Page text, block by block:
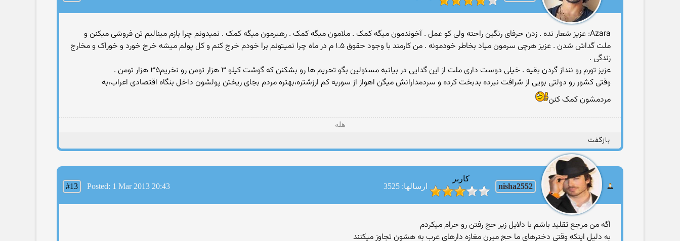
Azara: عزیز شعار نده . زدن حرفای رنگین راحته ولی کو عمل . آخوندمون میگه کمک . ملامون میگه کمک . رهبرمون میگه کمک . نمیدونم چرا بازم مینالیم تن فروشی میکنن و
ملت گداش شدن . عزیز هرچی سرمون میاد بخاطر خودمونه . من کارمند با وجود حقوق ۱.۵ م در ماه چرا نمیتونم برا خودم خرج کنم و کل پولم میشه خرج خورد و خوراک و مخارج
زندگی .
عزیز تورم رو ننداز گردن بقیه . خیلی دوست داری ملت از این گدایی در بیانبه مسئولین بگو تحریم ها رو بشکنن که گوشت کیلو ۳ هزار تومن رو نخریم۳۵ هزار تومن .
وقتی کشور رو دولتی بویی از شرافت نبرده بدبخت کرده و سردمدارانش میگن اهواز از سوریه کم ارزشتره،بهتره مردم بجای ریختن پولشون داخل بنگاه اقتصادی اعراب،به
مردمشون کمک کنن‎
هله
بازگفت
nisha2552
کاربر
ارسالها: 3525
#13 Posted: 1 Mar 2013 20:43
اگه من مرجع تقلید باشم با دلایل زیر حج رفتن رو حرام میکردم
به دلیل اینکه وقتی دخترهای ما حج میرن مغازه دارهای عرب به هشون تجاوز میکنند